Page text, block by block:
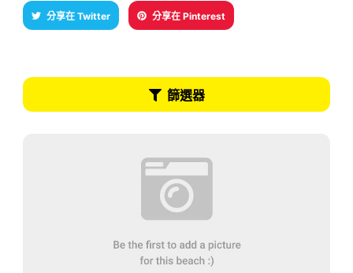
分享在 Twitter 分享在 Pinterest
篩選器